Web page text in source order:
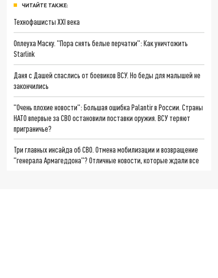
ЧИТАЙТЕ ТАКЖЕ:
Технофашисты XXI века
Оплеуха Маску. "Пора снять белые перчатки": Как уничтожить
Starlink
Даня с Дашей спаслись от боевиков ВСУ. Но беды для малышей не
закончились
"Очень плохие новости": Большая ошибка Palantir в России. Страны
НАТО впервые за СВО остановили поставки оружия. ВСУ теряют
приграничье?
Три главных инсайда об СВО. Отмена мобилизации и возвращение
"генерала Армагеддона"? Отличные новости, которые ждали все